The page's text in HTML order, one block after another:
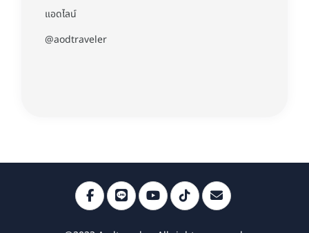
แอดไลน์
@aodtraveler